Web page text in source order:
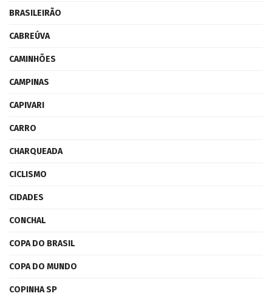
BRASILEIRÃO
CABREÚVA
CAMINHÕES
CAMPINAS
CAPIVARI
CARRO
CHARQUEADA
CICLISMO
CIDADES
CONCHAL
COPA DO BRASIL
COPA DO MUNDO
COPINHA SP